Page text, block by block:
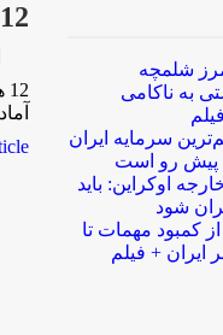
12 هزار کلاس آماده اسکان نوروزی فرهنگیان
شلمچه
به ناکامی
سرمایه ایران
پیش رو است
اوکراین: باید
شود
کمبود مهمات تا
ایران + فیلم